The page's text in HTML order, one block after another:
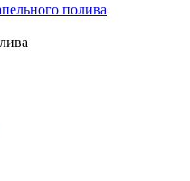
полива